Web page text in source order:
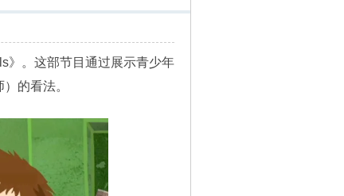
》。这部节目通过展示青少年
的看法。